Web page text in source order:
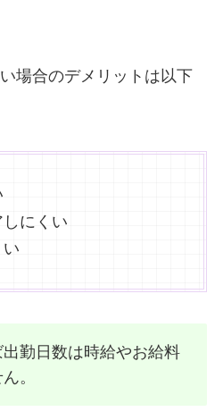
場合のデメリットは以下
しにくい
勤日数は時給やお給料
。